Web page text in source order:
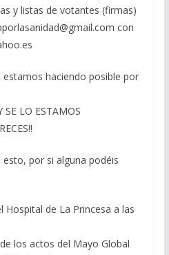
y listas de votantes (firmas)
con
haciendo posible por
SE LO ESTAMOS
por si alguna podéis
Hospital de La Princesa a las
los actos del Mayo Global